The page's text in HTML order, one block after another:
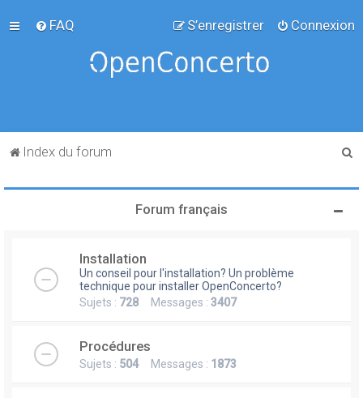
FAQ Connexion
S’enregistrer
Index du forum
Forum français
Installation
Un conseil pour l'installation? Un problème
technique pour installer OpenConcerto?
Sujets : 728 Messages : 3407
Procédures
Sujets : 504Messages : 1873